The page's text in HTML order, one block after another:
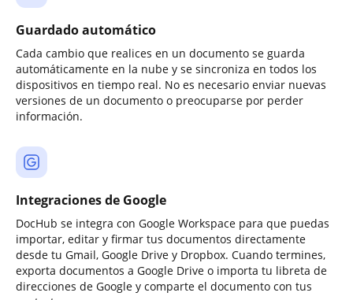
Guardado automático
Cada cambio que realices en un documento se guarda
automáticamente en la nube y se sincroniza en todos los
dispositivos en tiempo real. No es necesario enviar nuevas
versiones de un documento o preocuparse por perder
información.
Integraciones de Google
DocHub se integra con Google Workspace para que puedas
importar, editar y firmar tus documentos directamente
desde tu Gmail, Google Drive y Dropbox. Cuando termines,
exporta documentos a Google Drive o importa tu libreta de
direcciones de Google y comparte el documento con tus